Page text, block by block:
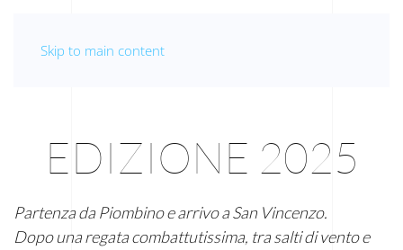
Skip to main content
EDIZIONE 2025
Partenza da Piombino e arrivo a San Vincenzo.
Dopo una regata combattutissima, tra salti di vento e